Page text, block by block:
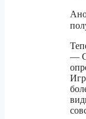
— С